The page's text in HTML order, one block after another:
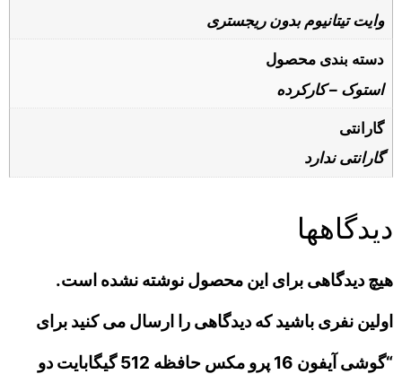
وایت تیتانیوم بدون ریجستری
دسته بندی محصول
استوک – کارکرده
گارانتی
گارانتی ندارد
دیدگاهها
هیچ دیدگاهی برای این محصول نوشته نشده است.
اولین نفری باشید که دیدگاهی را ارسال می کنید برای
“گوشی آیفون 16 پرو مکس حافظه 512 گیگابایت دو